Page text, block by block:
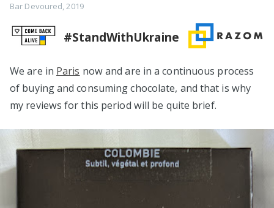
Bar Devoured,2019
#StandWithUkraine
We are in Paris now and are in a continuous process
of buying and consuming chocolate, and that is why
my reviews for this period will be quite brief.